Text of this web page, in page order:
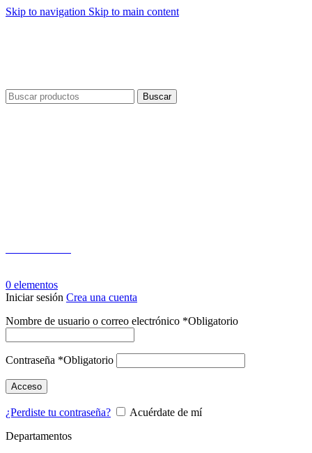
Skip to navigation Skip to main content
Buscar
0 elementos
Iniciar sesión Crea una cuenta
Nombre de usuario o correo electrónico *Obligatorio
Contraseña *Obligatorio
Acceso
¿Perdiste tu contraseña?
Acuérdate de mí
Departamentos